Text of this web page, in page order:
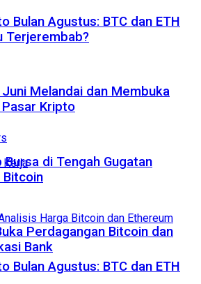
Kerja
Bulan Agustus: BTC dan ETH
Bulan Agustus: BTC dan ETH
Terjerembab?
Juni Melandai dan Membuka
Kripto
Bursa di Tengah Gugatan
Bitcoin
Perdagangan Bitcoin dan
Bank